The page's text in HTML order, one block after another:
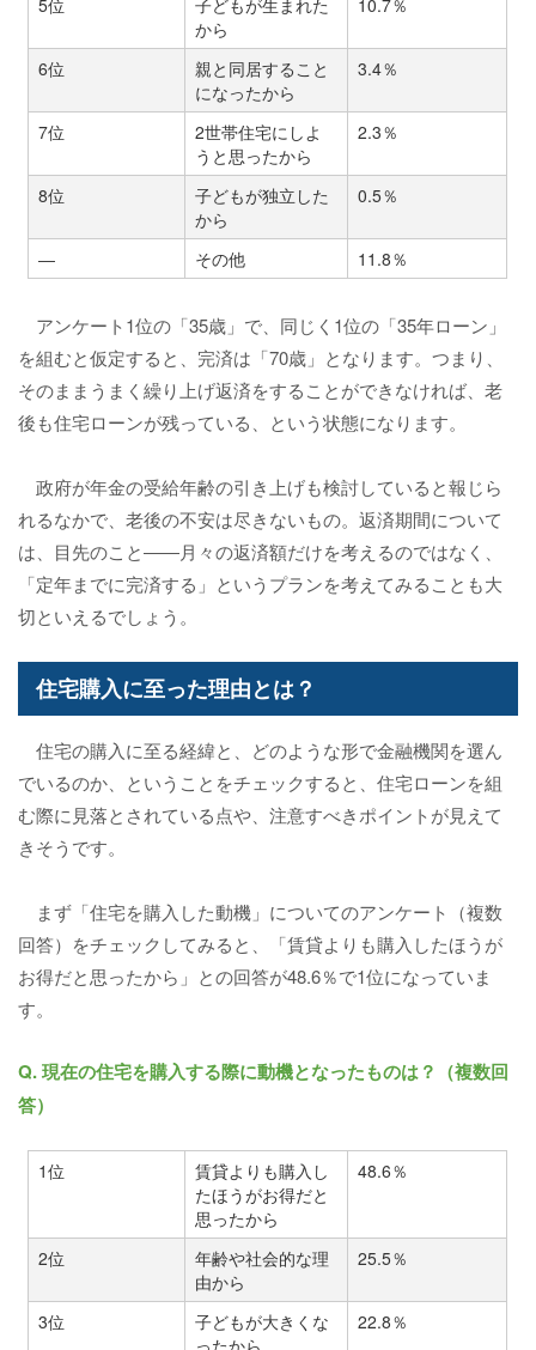
5位
子どもが生まれた
から
10.7％
6位
親と同居すること
になったから
3.4％
7位
2世帯住宅にしよ
うと思ったから
2.3％
8位
子どもが独立した
から
0.5％
― その他 11.8％
アンケート1位の「35歳」で、同じく1位の「35年ローン」
を組むと仮定すると、完済は「70歳」となります。つまり、
そのままうまく繰り上げ返済をすることができなければ、老
後も住宅ローンが残っている、という状態になります。
政府が年金の受給年齢の引き上げも検討していると報じら
れるなかで、老後の不安は尽きないもの。返済期間について
は、目先のこと――月々の返済額だけを考えるのではなく、
「定年までに完済する」というプランを考えてみることも大
切といえるでしょう。
住宅購入に至った理由とは？
住宅の購入に至る経緯と、どのような形で金融機関を選ん
でいるのか、ということをチェックすると、住宅ローンを組
む際に見落とされている点や、注意すべきポイントが見えて
きそうです。
まず「住宅を購入した動機」についてのアンケート（複数
回答）をチェックしてみると、「賃貸よりも購入したほうが
お得だと思ったから」との回答が48.6％で1位になっていま
す。
Q. 現在の住宅を購入する際に動機となったものは？（複数回
答）
1位
賃貸よりも購入し
たほうがお得だと
思ったから
48.6％
2位
年齢や社会的な理
由から
25.5％
3位
子どもが大きくな
22.8％